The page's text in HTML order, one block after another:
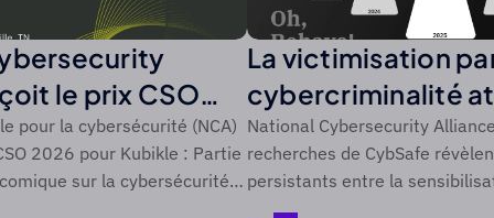
le prix CSO
de Foundry
pour la cybersécurité (NCA)
2026 pour Kubikle : Partie
sur la cybersécurité
difficiles à atteindre grâce
La victimisation
cybercriminalité
niveau record de
une période de
National Cybersecurity
recherches de CybSafe
persistants entre la
cybersécurité et l'action.